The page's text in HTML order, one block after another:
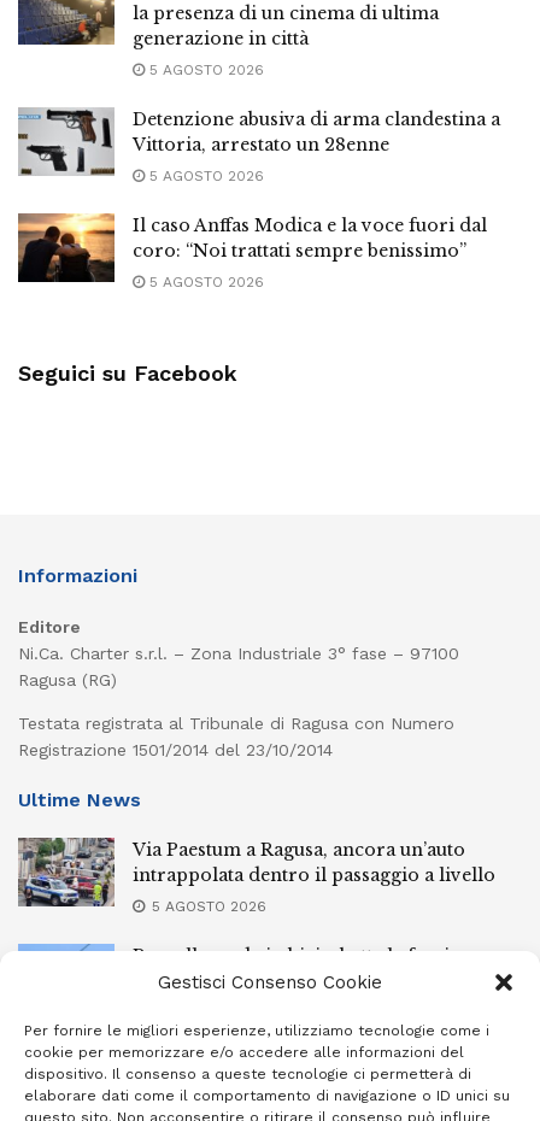
Gestisci Consenso Cookie
Per fornire le migliori esperienze, utilizziamo tecnologie come i
cookie per memorizzare e/o accedere alle informazioni del
dispositivo. Il consenso a queste tecnologie ci permetterà di
elaborare dati come il comportamento di navigazione o ID unici su
questo sito. Non acconsentire o ritirare il consenso può influire
la presenza di un cinema di ultima
generazione in città
5 AGOSTO 2026
Detenzione abusiva di arma clandestina a
Vittoria, arrestato un 28enne
5 AGOSTO 2026
Il caso Anffas Modica e la voce fuori dal
coro: “Noi trattati sempre benissimo”
5 AGOSTO 2026
Seguici su Facebook
Informazioni
Editore
Ni.Ca. Charter s.r.l. – Zona Industriale 3° fase – 97100
Ragusa (RG)
Testata registrata al Tribunale di Ragusa con Numero
Registrazione 1501/2014 del 23/10/2014
Ultime News
Via Paestum a Ragusa, ancora un’auto
intrappolata dentro il passaggio a livello
5 AGOSTO 2026
Pozzallo, cade in bici e batte la faccia:
elisoccorsa
Spettacolare “Sciuta” per la Madonna della
neve oggi a Giarratana